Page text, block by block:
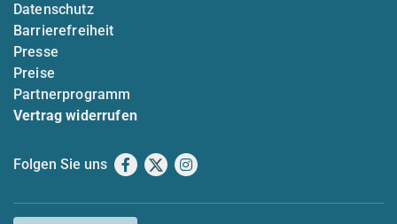
Datenschutz
Barrierefreiheit
Presse
Preise
Partnerprogramm
Vertrag widerrufen
Folgen Sie uns Facebook
X Instagram